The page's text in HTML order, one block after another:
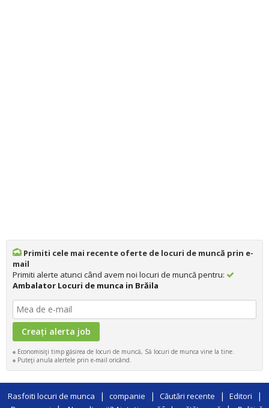
Primiti cele mai recente oferte de locuri de muncă prin e-
mail
Primiti alerte atunci când avem noi locuri de muncă pentru:
Ambalator Locuri de munca in Brăila
Economisiţi timp găsirea de locuri de muncă, Să locuri de munca vine la tine.
Puteţi anula alertele prin e-mail oricând.
Rasfoiti locuri de munca | companie | Căutări recente | Editori |